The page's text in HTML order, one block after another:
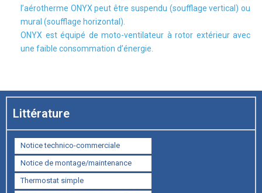
l’aérotherme ONYX peut être suspendu (soufflage vertical) ou
mural (soufflage horizontal).
ONYX est équipé de moto-ventilateur à rotor extérieur avec
une faible consommation d’énergie.
Littérature
Notice technico-commerciale
Notice de montage/maintenance
Thermostat simple